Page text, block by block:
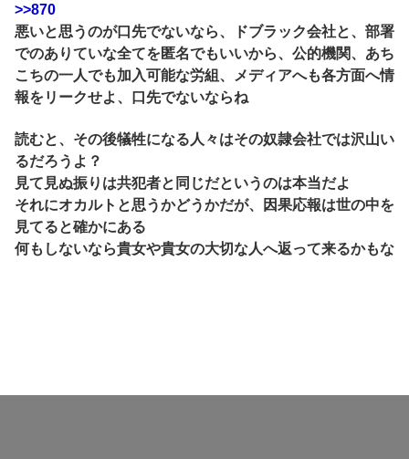
>>870
悪いと思うのが口先でないなら、ドブラック会社と、部署
でのありていな全てを匿名でもいいから、公的機関、あち
こちの一人でも加入可能な労組、メディアへも各方面へ情
報をリークせよ、口先でないならね
読むと、その後犠牲になる人々はその奴隷会社では沢山い
るだろうよ？
見て見ぬ振りは共犯者と同じだというのは本当だよ
それにオカルトと思うかどうかだが、因果応報は世の中を
見てると確かにある
何もしないなら貴女や貴女の大切な人へ返って来るかもな